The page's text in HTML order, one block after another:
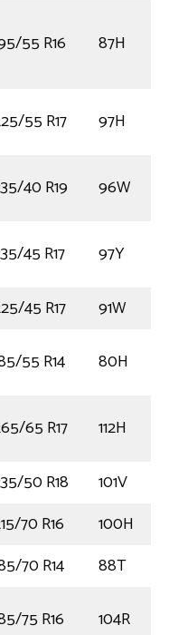
55 R16 87H
55 R17 97H
40 R19 96W
45 R17
97Y
45 R17
91W
55 R14 80H
65 R17
112H
50 R18
101V
70 R16
100H
70 R14
88T
75 R16 104R